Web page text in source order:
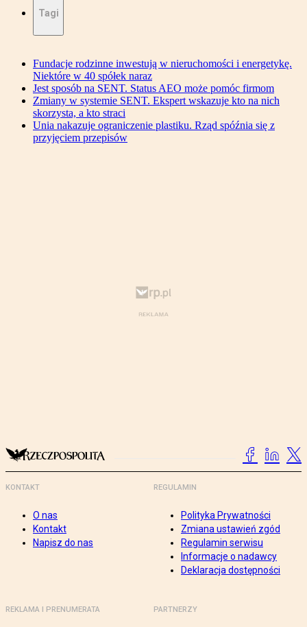
Tagi
Fundacje rodzinne inwestują w nieruchomości i energetykę.
Niektóre w 40 spółek naraz
Jest sposób na SENT. Status AEO może pomóc firmom
Zmiany w systemie SENT. Ekspert wskazuje kto na nich
skorzysta, a kto straci
Unia nakazuje ograniczenie plastiku. Rząd spóźnia się z
przyjęciem przepisów
KONTAKT
O nas
Kontakt
Napisz do nas
REGULAMIN
Polityka Prywatności
Zmiana ustawień zgód
Regulamin serwisu
Informacje o nadawcy
Deklaracja dostępności
REKLAMA I PRENUMERATA PARTNERZY